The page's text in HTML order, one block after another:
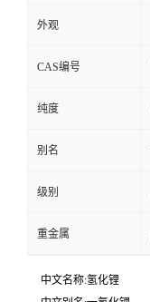
外观
CAS编号
纯度
别名
级别
重金属
中文名称:氢化锂